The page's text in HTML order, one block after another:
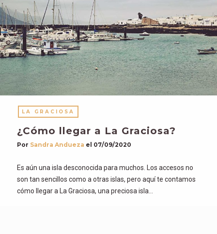
LA GRACIOSA
¿Cómo llegar a La Graciosa?
Por Sandra Andueza el 07/09/2020
Es aún una isla desconocida para muchos. Los accesos no
son tan sencillos como a otras islas, pero aquí te contamos
cómo llegar a La Graciosa, una preciosa isla…